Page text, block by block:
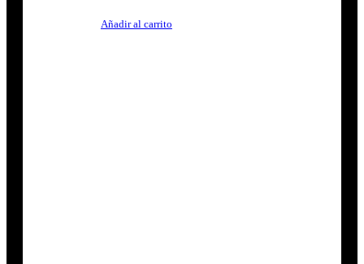
Añadir al carrito